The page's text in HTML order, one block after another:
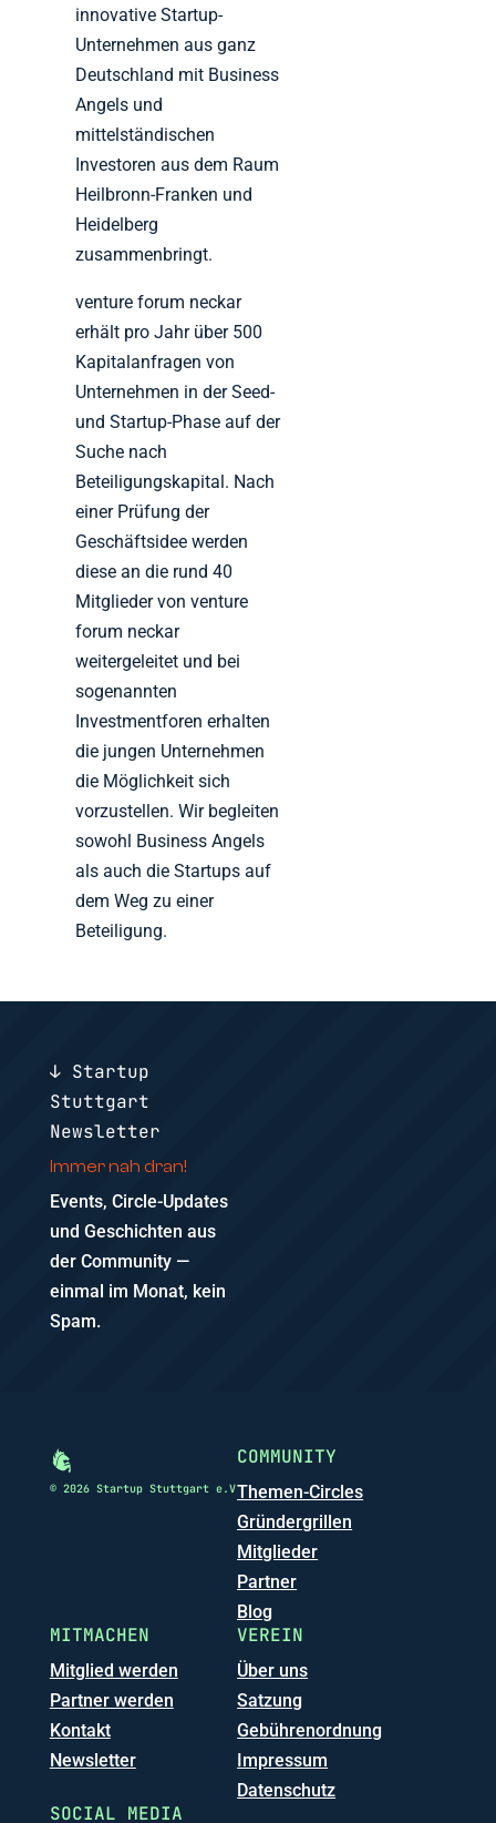
innovative Startup-
Unternehmen aus ganz
Deutschland mit Business
Angels und
mittelständischen
Investoren aus dem Raum
Heilbronn-Franken und
Heidelberg
zusammenbringt.
venture forum neckar
erhält pro Jahr über 500
Kapitalanfragen von
Unternehmen in der Seed-
und Startup-Phase auf der
Suche nach
Beteiligungskapital. Nach
einer Prüfung der
Geschäftsidee werden
diese an die rund 40
Mitglieder von venture
forum neckar
weitergeleitet und bei
sogenannten
Investmentforen erhalten
die jungen Unternehmen
die Möglichkeit sich
vorzustellen. Wir begleiten
sowohl Business Angels
als auch die Startups auf
dem Weg zu einer
Beteiligung.
↓ Startup
Stuttgart
Newsletter
Immer nah dran!
Events, Circle-Updates
und Geschichten aus
der Community —
einmal im Monat, kein
Spam.
© 2026 Startup Stuttgart e.V
COMMUNITY
Themen-Circles
Gründergrillen
Mitglieder
Partner
Blog
MITMACHEN
Mitglied werden
Partner werden
Kontakt
Newsletter
VEREIN
Über uns
Satzung
Gebührenordnung
Impressum
Datenschutz
SOCIAL MEDIA